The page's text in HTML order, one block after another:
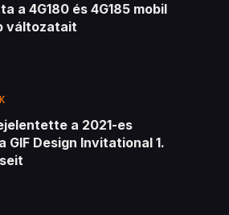
a 4G180 és 4G185 mobil
változatait
a 2021-es
GIF Design Invitational 1.